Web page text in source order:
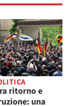
ritorno e
una